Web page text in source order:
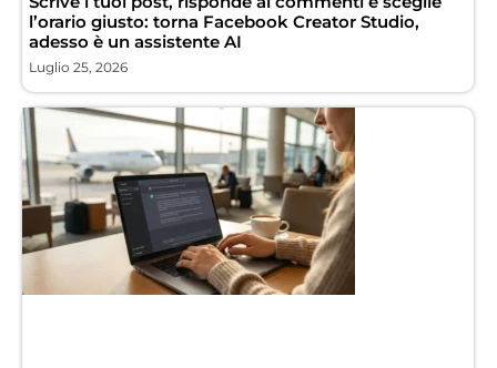
l’orario giusto: torna Facebook Creator Studio,
adesso è un assistente AI
Luglio 25, 2026